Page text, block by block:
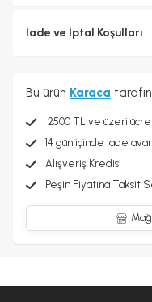
İade ve İptal Koşulları
Bu ürün Karaca
2500 TL ve üzeri
14 gün içinde iade
Alışveriş Kredisi
Peşin Fiyatına Taksit